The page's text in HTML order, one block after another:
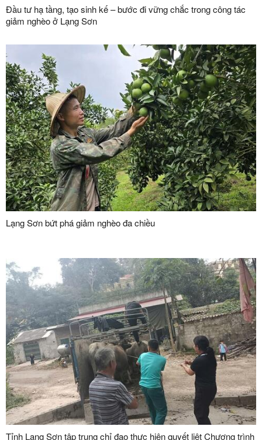
Đầu tư hạ tầng, tạo sinh kế – bước đi vững chắc trong công tác
giảm nghèo ở Lạng Sơn
Lạng Sơn bứt phá giảm nghèo đa chiều
Tỉnh Lạng Sơn tập trung chỉ đạo thực hiện quyết liệt Chương trình